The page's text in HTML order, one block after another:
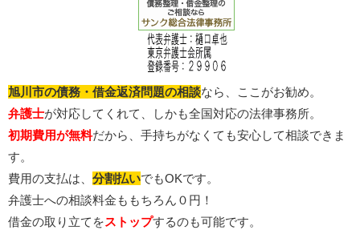
旭川市の債務・借金返済問題の相談なら、ここがお勧め。
弁護士が対応してくれて、しかも全国対応の法律事務所。
初期費用が無料だから、手持ちがなくても安心して相談できま
す。
費用の支払は、 分割払いでもOKです。
弁護士への相談料金ももちろん０円！
借金の取り立てをストップするのも可能です。